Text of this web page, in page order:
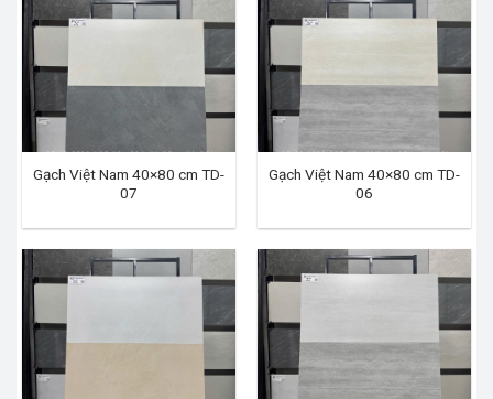
Gạch Việt Nam 40×80 cm TD-
07
Gạch Việt Nam 40×80 cm TD-
06